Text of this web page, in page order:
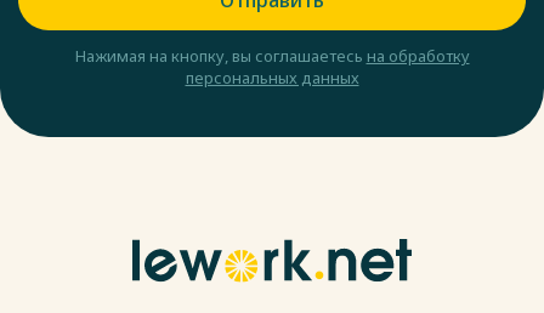
Нажимая на кнопку, вы соглашаетесь на обработку
персональных данных